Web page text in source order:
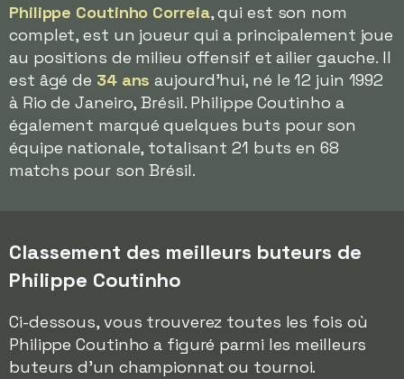
Philippe Coutinho Correia, qui est son nom
complet, est un joueur qui a principalement joue
au positions de milieu offensif et ailier gauche. Il
est âgé de 34 ans aujourd'hui, né le 12 juin 1992
à Rio de Janeiro, Brésil. Philippe Coutinho a
également marqué quelques buts pour son
équipe nationale, totalisant 21 buts en 68
matchs pour son Brésil.
Classement des meilleurs buteurs de
Philippe Coutinho
Ci-dessous, vous trouverez toutes les fois où
Philippe Coutinho a figuré parmi les meilleurs
buteurs d'un championnat ou tournoi.